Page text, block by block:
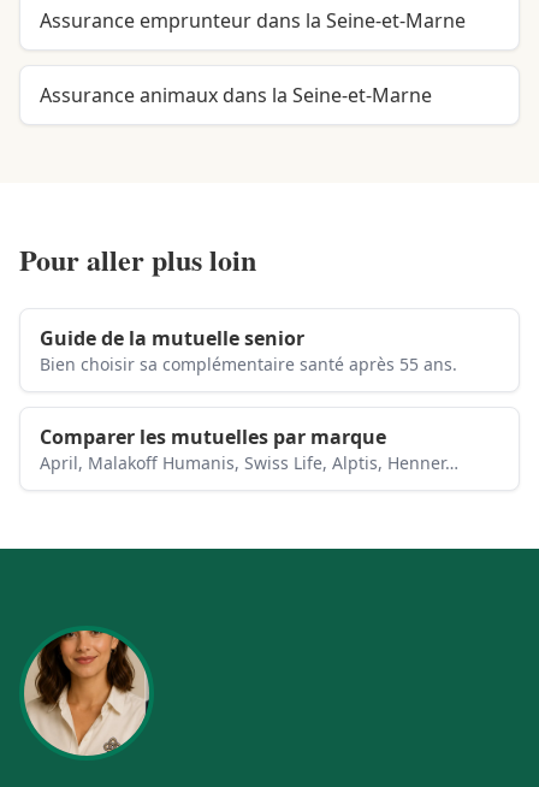
Assurance emprunteur dans la Seine-et-Marne
Assurance animaux dans la Seine-et-Marne
Pour aller plus loin
Guide de la mutuelle senior
Bien choisir sa complémentaire santé après 55 ans.
Comparer les mutuelles par marque
April, Malakoff Humanis, Swiss Life, Alptis, Henner…